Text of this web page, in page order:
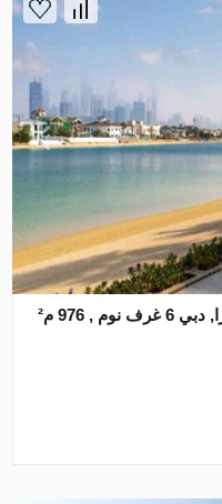
فيلا في Signature Villas, نخلة جميرا, دبي 6 غرف نوم , 976 م²